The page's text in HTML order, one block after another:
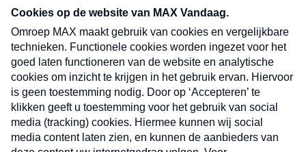
nieuwsbrief. Elke vrijdag- en dinsdagochtend in
uw mailbox.
Verzend